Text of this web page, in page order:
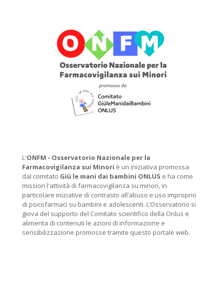
L'ONFM - Osservatorio Nazionale per la
Farmacovigilanza sui Minori è un iniziativa promossa
dal comitato Giù le mani dai bambini ONLUS e ha come
mission l'attività di farmacovigilanza su minori, in
particolare iniziative di contrasto all’abuso e uso improprio
di psicofarmaci su bambini e adolescenti. L’Osservatorio si
giova del supporto del Comitato scientifico della Onlus e
alimenta di contenuti le azioni di informazione e
sensibilizzazione promosse tramite questo portale web.